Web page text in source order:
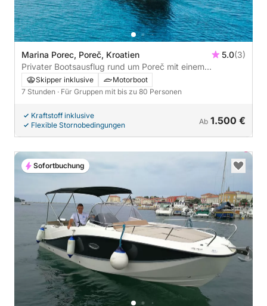
Marina Porec, Poreč, Kroatien 5.0(3)
Privater Bootsausflug rund um Poreč mit einem
Motorboot
Skipper inklusive
Motorboot
7 Stunden · Für Gruppen mit bis zu 80 Personen
Kraftstoff inklusive
Flexible Stornobedingungen
Ab 1.500 €
Sofortbuchung